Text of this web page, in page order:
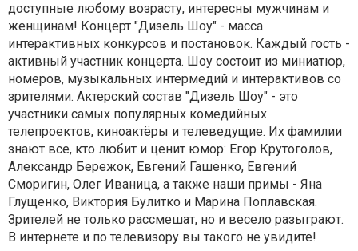
доступные любому возрасту, интересны мужчинам и
женщинам! Концерт "Дизель Шоу" - масса
интерактивных конкурсов и постановок. Каждый гость -
активный участник концерта. Шоу состоит из миниатюр,
номеров, музыкальных интермедий и интерактивов со
зрителями. Актерский состав "Дизель Шоу" - это
участники самых популярных комедийных
телепроектов, киноактёры и телеведущие. Их фамилии
знают все, кто любит и ценит юмор: Егор Крутоголов,
Александр Бережок, Евгений Гашенко, Евгений
Сморигин, Олег Иваница, а также наши примы - Яна
Глущенко, Виктория Булитко и Марина Поплавская.
Зрителей не только рассмешат, но и весело разыграют.
В интернете и по телевизору вы такого не увидите!